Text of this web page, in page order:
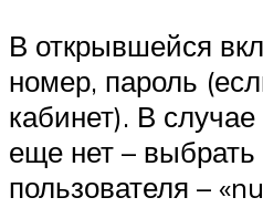
В открывшейся
номер, пароль
кабинет). В
еще нет – выбрать
пользователя –